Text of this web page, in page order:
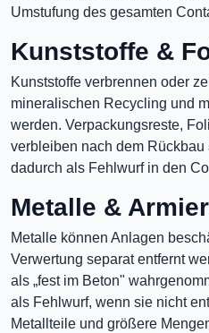
Umstufung des gesamten
Kunststoffe &
Kunststoffe verbrennen oder
mineralischen Recycling und
werden. Verpackungsreste,
verbleiben nach dem
dadurch als Fehlwurf in den
Metalle &
Metalle können Anlagen
Verwertung separat entfernt
als „fest im Beton"
als Fehlwurf, wenn sie nicht
Metallteile und größere